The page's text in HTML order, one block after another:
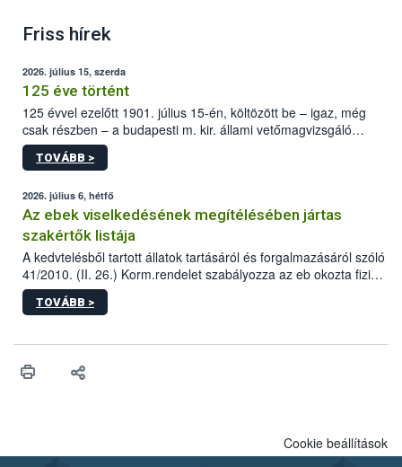
Friss hírek
2026. július 15, szerda
125 éve történt
125 évvel ezelőtt 1901. július 15-én, költözött be – igaz, még
csak részben – a budapesti m. kir. állami vetőmagvizsgáló
állomás a Kis Rókus utca 15. szám alatti, Czigler Győző által
tervezett új épületébe.
TOVÁBB >
2026. július 6, hétfő
Az ebek viselkedésének megítélésében jártas
szakértők listája
A kedvtelésből tartott állatok tartásáról és forgalmazásáról szóló
41/2010. (II. 26.) Korm.rendelet szabályozza az eb okozta fizikai
sérülés, illetve ennek veszélye keletkezésekor felmerülő
hatósági feladatokat, valamint a veszélyes eb tartását és annak
vonni az ebek viselkedésének megítélésében jártas szakértőt.
TOVÁBB >
Cookie beállítások